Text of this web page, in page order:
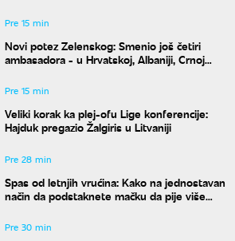
Pre 15 min
Novi potez Zelenskog: Smenio još četiri
ambasadora - u Hrvatskoj, Albaniji, Crnoj
Pre 15 min
Veliki korak ka plej-ofu Lige konferencije:
Hajduk pregazio Žalgiris u Litvaniji
Pre 28 min
Spas od letnjih vrućina: Kako na jednostavan
način da podstaknete mačku da pije više
Pre 30 min